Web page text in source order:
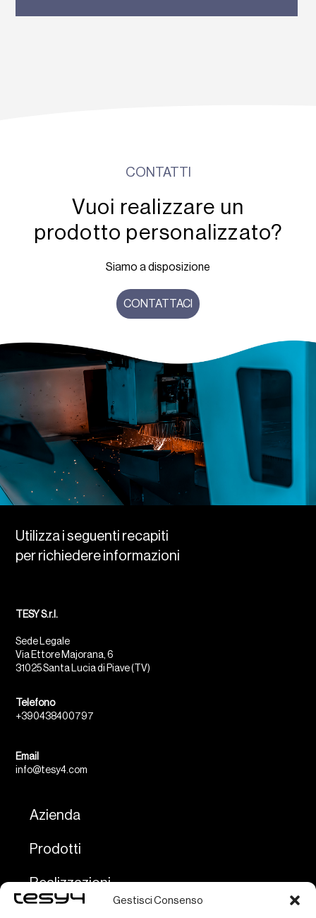
Gestisci Consenso
CONTATTI
Vuoi realizzare un
prodotto personalizzato?
Siamo a disposizione
CONTATTACI
Utilizza i seguenti recapiti
per richiedere informazioni
TESY S.r.l.
Sede Legale
Via Ettore Majorana, 6
31025 Santa Lucia di Piave (TV)
Telefono
+390438400797
Email
info@tesy4.com
Azienda
Prodotti
Realizzazioni